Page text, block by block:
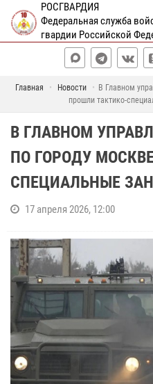
РОСГВАРДИЯ
Федеральная служба
гвардии Российской
Главная Новости
В Главном
прошли тактико-
В ГЛАВНОМ
ПО ГОРОДУ
СПЕЦИАЛЬНЫЕ
17 апреля 2026, 12:00